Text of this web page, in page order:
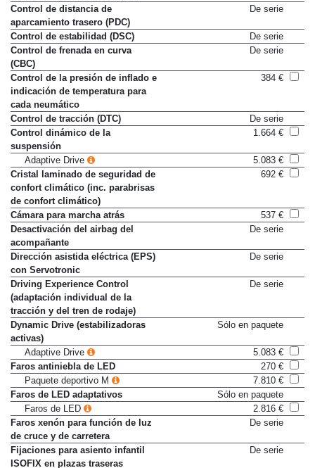
aparcamiento delantero (PDC)
Control de distancia de
aparcamiento trasero (PDC)
Control de estabilidad (DSC)
De serie
Control de frenada en curva
(CBC)
Control de la presión de inflado e
indicación de temperatura para
cada neumático
Control de tracción (DTC)
De serie
Control dinámico de la
suspensión
Adaptive Drive
5.083 €
Cristal laminado de seguridad de
confort climático (inc. parabrisas
de confort climático)
Cámara para marcha atrás
537 €
Desactivación del airbag del
acompañante
Dirección asistida eléctrica (EPS)
con Servotronic
Driving Experience Control
(adaptación individual de la
tracción y del tren de rodaje)
Dynamic Drive (estabilizadoras
activas)
Adaptive Drive
5.083 €
Faros antiniebla de LED
270 €
Paquete deportivo M
7.810 €
Faros de LED adaptativos
Sólo en paquete
Faros de LED
2.816 €
Faros xenón para función de luz
de cruce y de carretera
Fijaciones para asiento infantil